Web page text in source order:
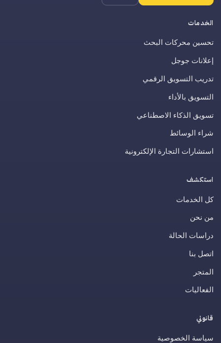
الخدمات
تحسين محركات البحث
إعلانات جوجل
تدريب التسويق الرقمي
التسويق بالأداء
تسويق الذكاء الاصطناعي
شراء الوسائط
استشارات التجارة الإلكترونية
استكشف
كل الخدمات
من نحن
دراسات الحالة
اتصل بنا
المتجر
الفعاليات
قانوني
سياسة الخصوصية